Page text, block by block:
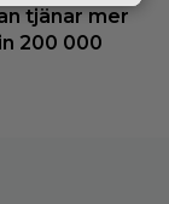
tjänar mer
200 000